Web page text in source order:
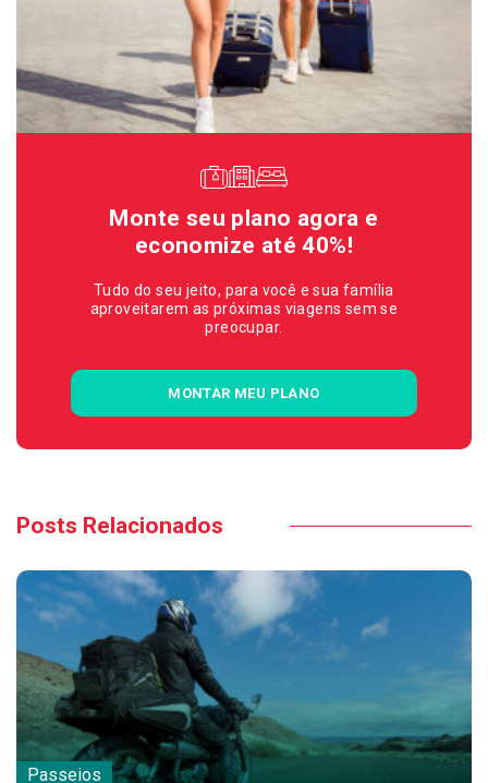
Monte seu plano agora e
economize até 40%!
Tudo do seu jeito, para você e sua família
aproveitarem as próximas viagens sem se
preocupar.
MONTAR MEU PLANO
Posts Relacionados
Passeios